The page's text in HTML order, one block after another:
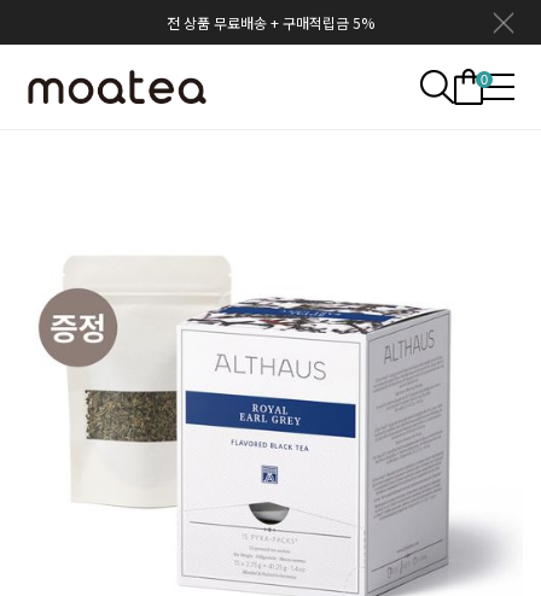
전 상품 무료배송 + 구매적립금 5%
0